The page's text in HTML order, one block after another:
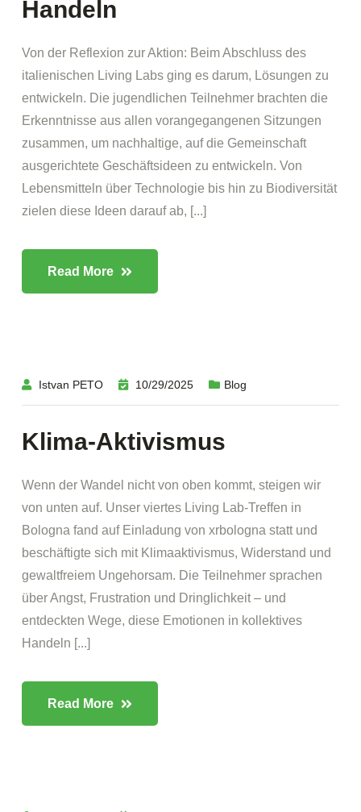
Handeln
Von der Reflexion zur Aktion: Beim Abschluss des
italienischen Living Labs ging es darum, Lösungen zu
entwickeln. Die jugendlichen Teilnehmer brachten die
Erkenntnisse aus allen vorangegangenen Sitzungen
zusammen, um nachhaltige, auf die Gemeinschaft
ausgerichtete Geschäftsideen zu entwickeln. Von
Lebensmitteln über Technologie bis hin zu Biodiversität
zielen diese Ideen darauf ab, [...]
Read More
Istvan PETO 10/29/2025 Blog
Klima-Aktivismus
Wenn der Wandel nicht von oben kommt, steigen wir
von unten auf. Unser viertes Living Lab-Treffen in
Bologna fand auf Einladung von xrbologna statt und
beschäftigte sich mit Klimaaktivismus, Widerstand und
gewaltfreiem Ungehorsam. Die Teilnehmer sprachen
über Angst, Frustration und Dringlichkeit – und
entdeckten Wege, diese Emotionen in kollektives
Handeln [...]
Read More